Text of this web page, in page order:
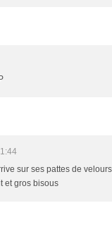
sur ses pattes de
et gros bisous